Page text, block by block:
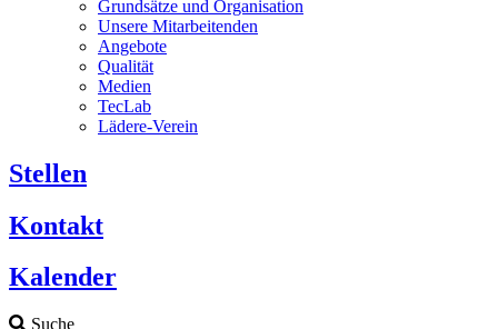
Grundsätze und Organisation
Unsere Mitarbeitenden
Angebote
Qualität
Medien
TecLab
Lädere-Verein
Stellen
Kontakt
Kalender
Suche